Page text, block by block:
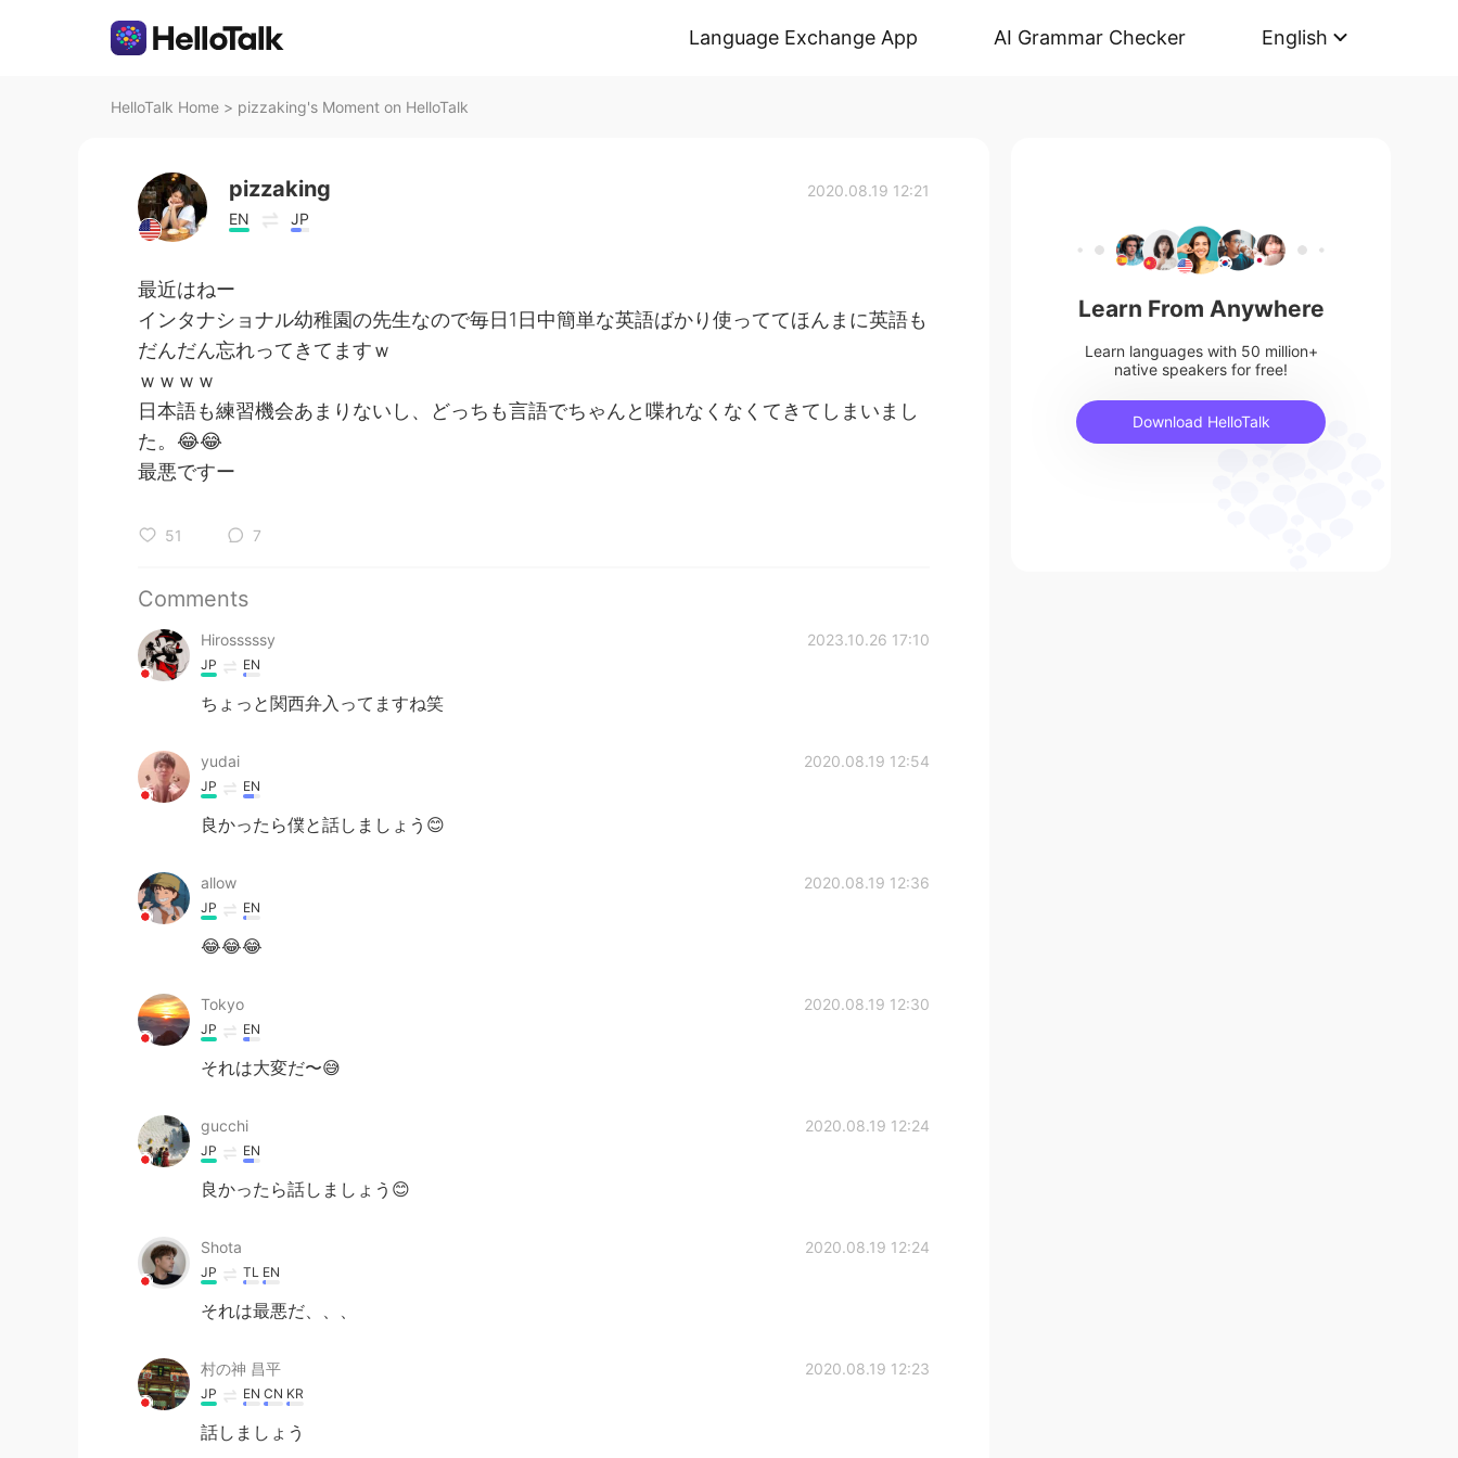
Language Exchange App AI Grammar Checker English
HelloTalk Home > pizzaking's Moment on HelloTalk
pizzaking
EN JP
2020.08.19 12:21
最近はねー
インタナショナル幼稚園の先生なので毎日1日中簡単な英語ばかり使っててほんまに英語も
だんだん忘れってきてますｗ
ｗｗｗｗ
日本語も練習機会あまりないし、どっちも言語でちゃんと喋れなくなくてきてしまいまし
た。😂😂
最悪ですー
51 7
Comments
Hirosssssy 2023.10.26 17:10
JP EN
ちょっと関西弁入ってますね笑
yudai 2020.08.19 12:54
JP EN
良かったら僕と話しましょう😊
allow 2020.08.19 12:36
JP EN
😂😂😂
Tokyo 2020.08.19 12:30
JP EN
それは大変だ〜😅
gucchi 2020.08.19 12:24
JP EN
良かったら話しましょう😊
Shota 2020.08.19 12:24
JP TL EN
それは最悪だ、、、
村の神 昌平 2020.08.19 12:23
JP EN CN KR
話しましょう
Learn From Anywhere
Learn languages with 50 million+
native speakers for free!
Download HelloTalk